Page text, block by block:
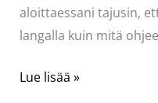
aloittaessani tajusin,
langalla kuin mitä
En
Lue lisää »